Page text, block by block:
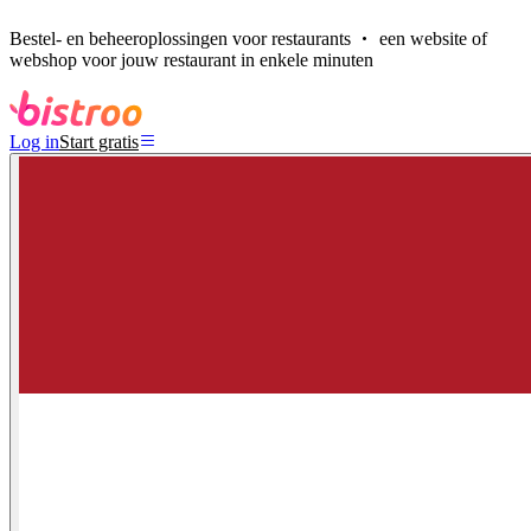
Bestel- en beheeroplossingen voor restaurants
een website of
webshop voor jouw restaurant in enkele minuten
Log inStart gratis